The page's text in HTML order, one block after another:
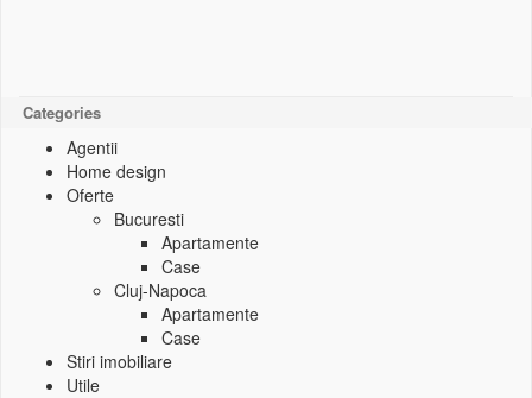
Categories
Agentii
Home design
Oferte
Bucuresti
Apartamente
Case
Cluj-Napoca
Apartamente
Case
Stiri imobiliare
Utile